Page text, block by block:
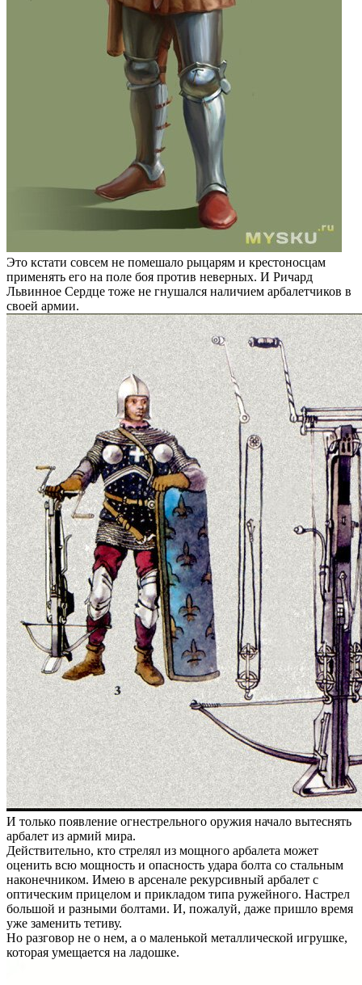
Это кстати совсем не помешало рыцарям и крестоносцам
применять его на поле боя против неверных. И Ричард
Львинное Сердце тоже не гнушался наличием арбалетчиков в
своей армии.
И только появление огнестрельного оружия начало вытеснять
арбалет из армий мира.
Действительно, кто стрелял из мощного арбалета может
оценить всю мощность и опасность удара болта со стальным
наконечником. Имею в арсенале рекурсивный арбалет с
оптическим прицелом и прикладом типа ружейного. Настрел
большой и разными болтами. И, пожалуй, даже пришло время
уже заменить тетиву.
Но разговор не о нем, а о маленькой металлической игрушке,
которая умещается на ладошке.